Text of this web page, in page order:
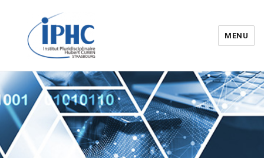
Institut pluridisciplinaire Hubert
Curien – IPHC
MENU